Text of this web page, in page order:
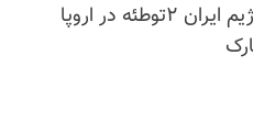
هماهنگ کننده ضدتروریسم وزارت‌خارجه آمریکا: سال گذشته مأموران رژیم ایران ۲توطئه در اروپا